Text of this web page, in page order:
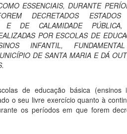
ESSENCIAIS, DURANTE
DECRETADOS
E DE CALAMIDADE
POR ESCOLAS DE
INFANTIL,
DE SANTA MARIA E DÁ
de educação básica (ensinos
o seu livre exercício quanto à
os períodos em que forem